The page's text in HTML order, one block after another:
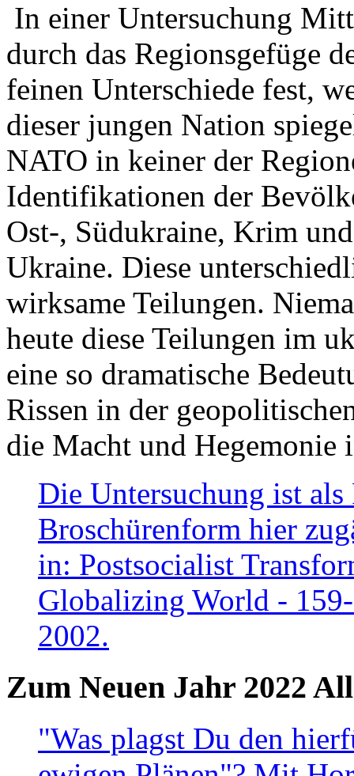
In einer Untersuchung
durch das Regionsgefüge
feinen Unterschiede fest,
dieser jungen Nation
NATO in keiner der
Identifikationen der
Ost-, Südukraine, Krim
Ukraine. Diese
wirksame Teilungen.
heute diese Teilungen im
eine so dramatische
Rissen in der
die Macht und Hegemonie
Die Untersuchung ist
Broschürenform hier
in: Postsocialist
Globalizing World -
2002.
Zum Neuen Jahr 2022
"Was plagst Du den